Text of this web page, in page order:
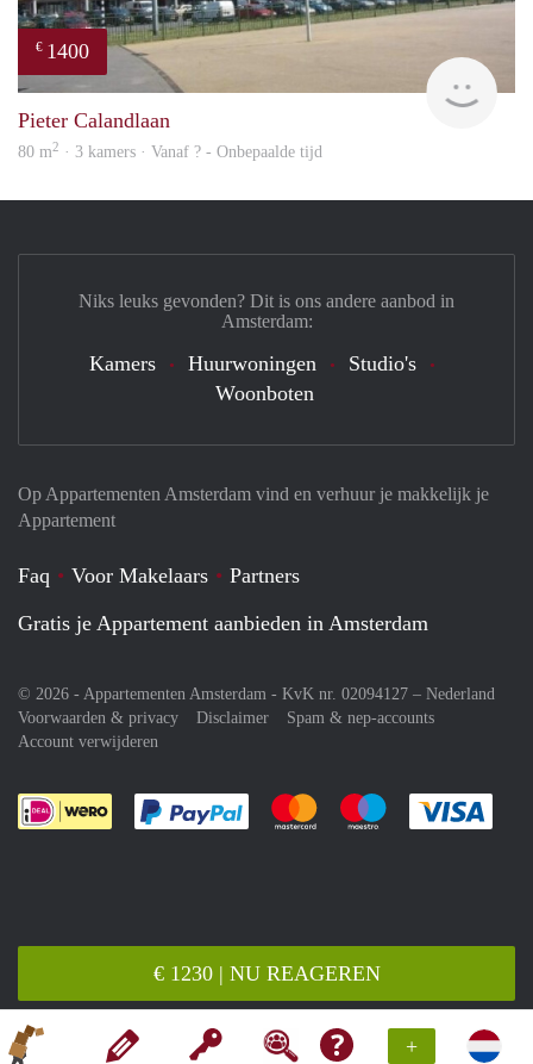
+
€ 1230 | NU REAGEREN
€ 1400
Pieter Calandlaan
80 m2 · 3 kamers · Vanaf ? - Onbepaalde tijd
Op Appartementen Amsterdam vind en verhuur je makkelijk je
Appartement
Faq Voor Makelaars
Partners
Gratis je Appartement aanbieden in Amsterdam
© 2026 - Appartementen Amsterdam - KvK nr. 02094127 – Nederland
Voorwaarden & privacy
Disclaimer
Spam & nep-accounts
Account verwijderen
Je rekent gemakkelijk af met Paypal
Je rekent gemakkelijk af met
Je rekent
Niks leuks gevonden? Dit is ons andere aanbod in
Amsterdam:
Kamers Huurwoningen
Studio's
Woonboten